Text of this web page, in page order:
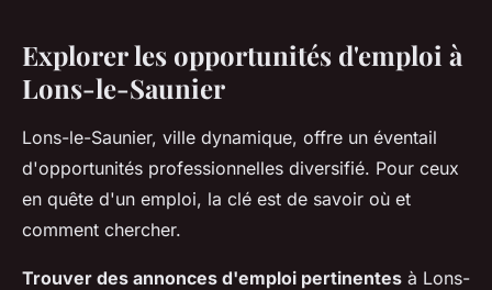
Explorer les opportunités d'emploi à
Lons-le-Saunier
Lons-le-Saunier, ville dynamique, offre un éventail
d'opportunités professionnelles diversifié. Pour ceux
en quête d'un emploi, la clé est de savoir où et
comment chercher.
Trouver des annonces d'emploi pertinentes à Lons-